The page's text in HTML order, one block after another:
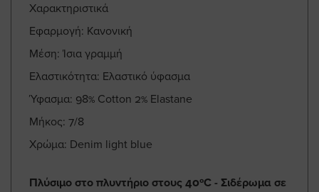
Χαρακτηριστικά
Εφαρμογή: Κανονική
Μέση: Ίσια γραμμή
Ελαστικότητα: Ελαστικό ύφασμα
Ύφασμα: 98% Cotton 2% Elastane
Μήκος: 7/8
Χρώμα: Denim light blue
Πλύσιμο στο πλυντήριο στους 40ºC - Σιδέρωμα σε